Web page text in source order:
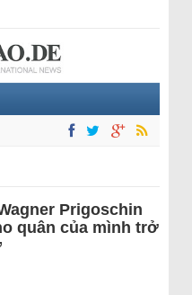
Prigoschin
quân của mình trở